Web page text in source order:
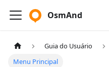
OsmAnd
Guia do Usuário
Menu Principal